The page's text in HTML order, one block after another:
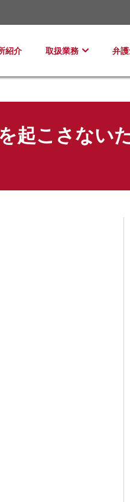
紹介 取扱業務 弁
起こさない